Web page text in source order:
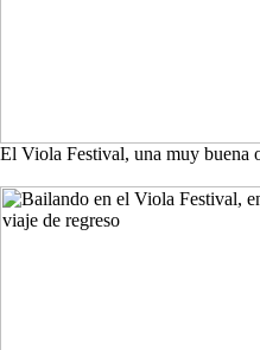
El Viola Festival, una muy buena